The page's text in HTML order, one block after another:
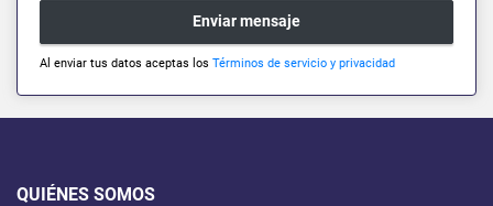
Enviar mensaje
Al enviar tus datos aceptas los Términos de servicio y privacidad
QUIÉNES SOMOS